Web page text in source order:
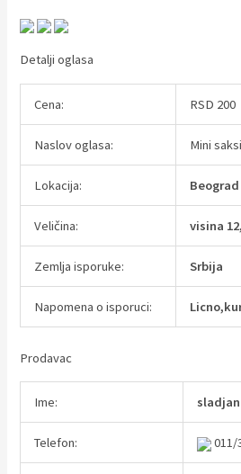
Detalji oglasa
Cena: RSD 200
Naslov oglasa: Mini
Lokacija: Beograd
Veličina: visina
Zemlja isporuke: Srbija
Napomena o isporuci:
Prodavac
Ime:
Telefon: 011/